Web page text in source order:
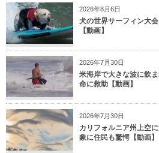
2026年8月6日
犬の世界サーフィン大
【動画】
2026年7月30日
米海岸で大きな波に飲
命に救助【動画】
2026年7月30日
カリフォルニア州上空
象に住民も驚愕【動画】